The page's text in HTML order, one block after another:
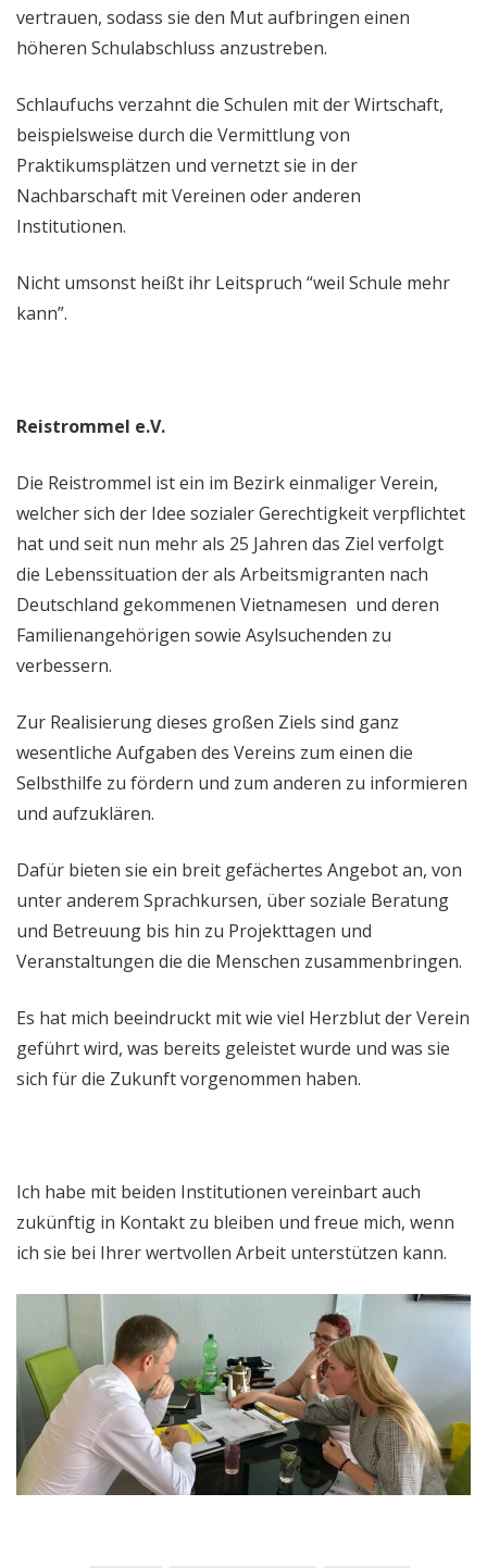
vertrauen, sodass sie den Mut aufbringen einen
höheren Schulabschluss anzustreben.
Schlaufuchs verzahnt die Schulen mit der Wirtschaft,
beispielsweise durch die Vermittlung von
Praktikumsplätzen und vernetzt sie in der
Nachbarschaft mit Vereinen oder anderen
Institutionen.
Nicht umsonst heißt ihr Leitspruch “weil Schule mehr
kann”.
Reistrommel e.V.
Die Reistrommel ist ein im Bezirk einmaliger Verein,
welcher sich der Idee sozialer Gerechtigkeit verpflichtet
hat und seit nun mehr als 25 Jahren das Ziel verfolgt
die Lebenssituation der als Arbeitsmigranten nach
Deutschland gekommenen Vietnamesen und deren
Familienangehörigen sowie Asylsuchenden zu
verbessern.
Zur Realisierung dieses großen Ziels sind ganz
wesentliche Aufgaben des Vereins zum einen die
Selbsthilfe zu fördern und zum anderen zu informieren
und aufzuklären.
Dafür bieten sie ein breit gefächertes Angebot an, von
unter anderem Sprachkursen, über soziale Beratung
und Betreuung bis hin zu Projekttagen und
Veranstaltungen die die Menschen zusammenbringen.
Es hat mich beeindruckt mit wie viel Herzblut der Verein
geführt wird, was bereits geleistet wurde und was sie
sich für die Zukunft vorgenommen haben.
Ich habe mit beiden Institutionen vereinbart auch
zukünftig in Kontakt zu bleiben und freue mich, wenn
ich sie bei Ihrer wertvollen Arbeit unterstützen kann.